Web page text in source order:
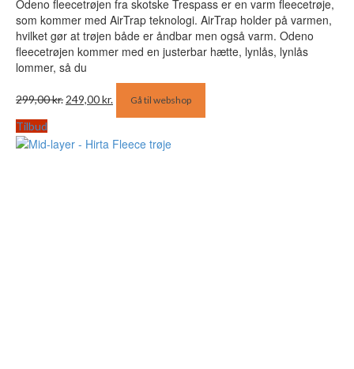
Odeno fleecetrøjen fra skotske Trespass er en varm fleecetrøje,
som kommer med AirTrap teknologi. AirTrap holder på varmen,
hvilket gør at trøjen både er åndbar men også varm. Odeno
fleecetrøjen kommer med en justerbar hætte, lynlås, lynlås
lommer, så du
299,00kr.oprindelige
299,00 kr..
249,00kr.aktuelle
pris
er:
249,00 kr..
Gå til webshop
Tilbud